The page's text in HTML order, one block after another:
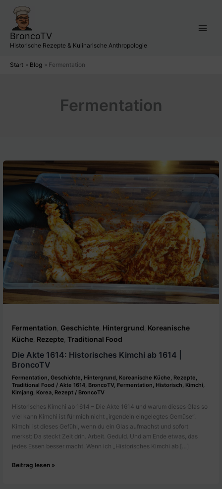
Inhalt
springen
BroncoTV
Historische Rezepte & Kulinarische Anthropologie
Start Blog Fermentation
Fermentation
Fermentation, Geschichte, Hintergrund, Koreanische
Küche, Rezepte,Traditional Food
Die Akte 1614: Historisches Kimchi ab 1614 |
BroncoTV
Fermentation,Geschichte, Hintergrund, Koreanische Küche, Rezepte,
Traditional Food /Akte 1614, BroncoTV, Fermentation, Historisch, Kimchi,
Kimjang, Korea, Rezept / BroncoTV
Historisches Kimchi ab 1614 – Die Akte 1614 und warum dieses Glas so
viel kann Kimchi ist für mich nicht „irgendein eingelegtes Gemüse“.
Kimchi ist dieses Gefühl, wenn du ein Glas aufmachst und sofort
merkst: Da steckt Zeit drin. Arbeit. Geduld. Und am Ende etwas, das
jedes Essen besser macht. Wenn ich „Historisches Kimchi ab […]
Die
Beitrag lesen »